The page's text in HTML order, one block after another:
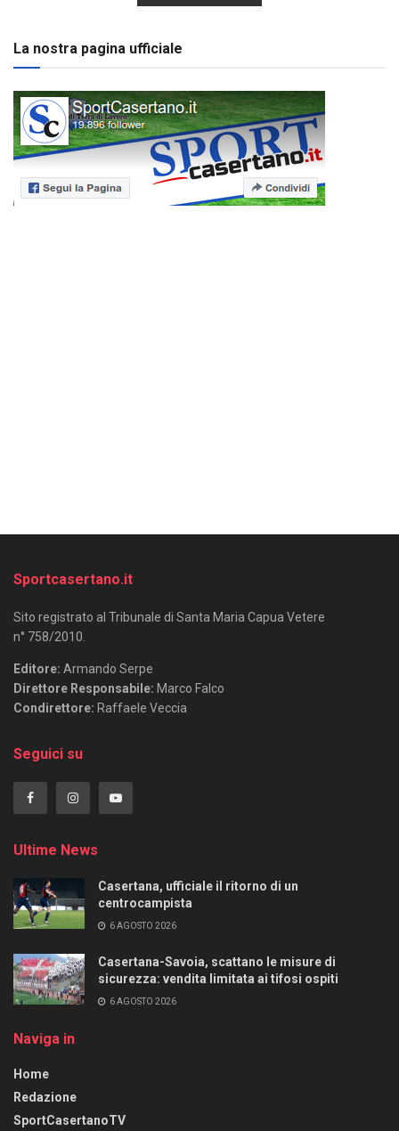
La nostra pagina ufficiale
Sportcasertano.it
Sito registrato al Tribunale di Santa Maria Capua Vetere
n° 758/2010.
Editore: Armando Serpe
Direttore Responsabile: Marco Falco
Condirettore: Raffaele Veccia
Seguici su
Ultime News
Casertana, ufficiale il ritorno di un
centrocampista
6 AGOSTO 2026
Casertana-Savoia, scattano le misure di
sicurezza: vendita limitata ai tifosi ospiti
6 AGOSTO 2026
Naviga in
Home
Redazione
SportCasertanoTV